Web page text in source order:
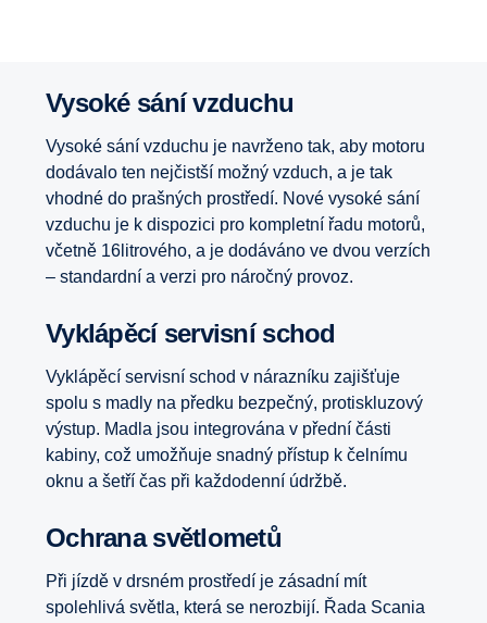
Vysoké sání vzduchu
Vysoké sání vzduchu je navrženo tak, aby motoru
dodávalo ten nejčistší možný vzduch, a je tak
vhodné do prašných prostředí. Nové vysoké sání
vzduchu je k dispozici pro kompletní řadu motorů,
včetně 16litrového, a je dodáváno ve dvou verzích
– standardní a verzi pro náročný provoz.
Vyklápěcí servisní schod
Vyklápěcí servisní schod v nárazníku zajišťuje
spolu s madly na předku bezpečný, protiskluzový
výstup. Madla jsou integrována v přední části
kabiny, což umožňuje snadný přístup k čelnímu
oknu a šetří čas při každodenní údržbě.
Ochrana světlometů
Při jízdě v drsném prostředí je zásadní mít
spolehlivá světla, která se nerozbijí. Řada Scania